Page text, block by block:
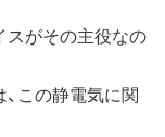
スがその主役なの
この静電気に関